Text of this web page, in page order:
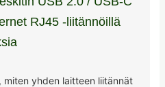
RJ45 -liitännöillä
miten yhden laitteen liitännät